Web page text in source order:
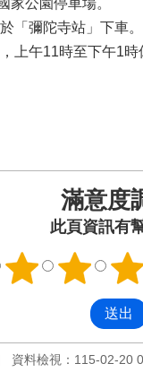
家公園停車場。
「彌陀寺站」下車。
上午11時至下午1時
滿意度
此頁資訊有
資料檢視：115-02-20